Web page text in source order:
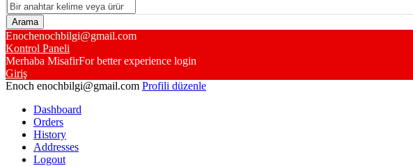
Enochenochbilgi@gmail.com
Kontrol Paneli
Merhaba MisafirFor better experience login
Giriş
Enoch enochbilgi@gmail.com Profili düzenle
Dashboard
Orders
History
Addresses
Logout